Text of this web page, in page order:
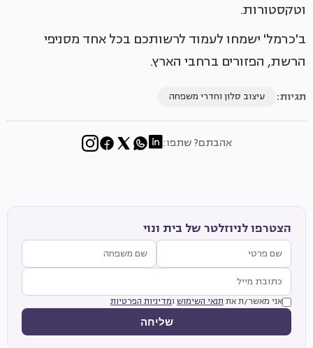
וטקסטורות.
ב'כרמל' ישמחו לעמוד לרשותכם בכל אחד מסניפי
הרשת, הפזורים ברחבי הארץ.
תגיות: עיצוב סלון וחדרי משפחה
אהבתם? שתפו:
הצטרפו לניוזלטר של בית ונוי
אני מאשר/ת את תנאי השימוש ומדיניות הפרטיות
שליחה